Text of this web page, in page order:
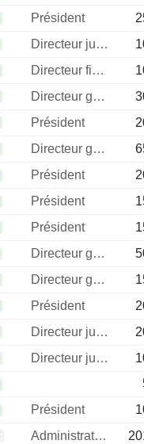
Président
Directeur juridique
Directeur financier
Directeur general
Président
Directeur general
Président
Président
Président
Directeur general
Directeur general
Président
Directeur juridique
Directeur juridique
Président
Administrateur